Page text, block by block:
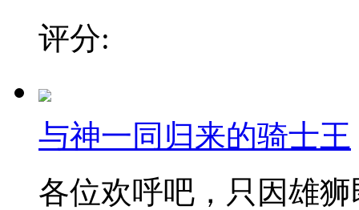
评分:
与神一同归来的骑士王
各位欢呼吧，只因雄狮